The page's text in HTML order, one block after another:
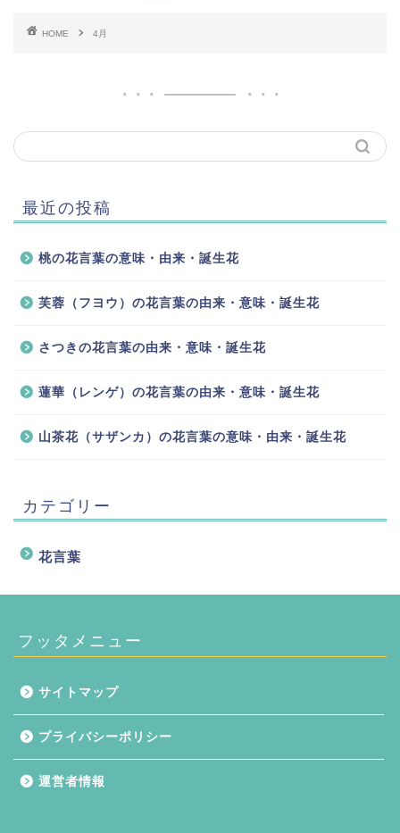
HOME 4月
最近の投稿
桃の花言葉の意味・由来・誕生花
芙蓉（フヨウ）の花言葉の由来・意味・誕生花
さつきの花言葉の由来・意味・誕生花
蓮華（レンゲ）の花言葉の由来・意味・誕生花
山茶花（サザンカ）の花言葉の意味・由来・誕生花
カテゴリー
花言葉
フッタメニュー
サイトマップ
プライバシーポリシー
運営者情報